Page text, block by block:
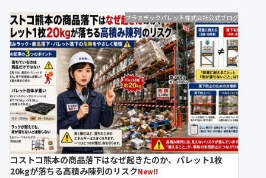
プラスチックパレット株式会社公式ブログ
コストコ熊本の商品落下はなぜ起きたのか、パレット1枚
20kgが落ちる高積み陳列のリスクNew!!